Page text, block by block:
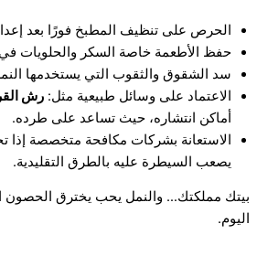
الحرص على تنظيف المطبخ فورًا بعد
حفظ الأطعمة خاصة السكر والحلويات
سد الشقوق والثقوب التي يستخدمها
الاعتماد على وسائل طبيعية مثل: رش
أماكن انتشاره، حيث تساعد على طرده.
الاستعانة بشركات مكافحة متخصصة إذا
يصعب السيطرة عليه بالطرق التقليدية.
بيتك مملكتك… والنمل يحب يخترق الحصون
اليوم.